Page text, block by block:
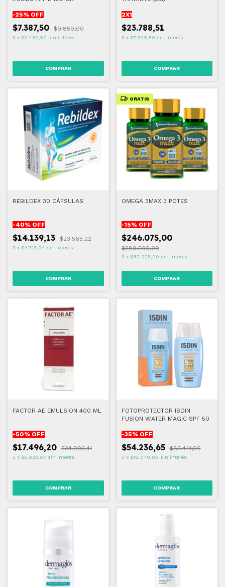
-25% OFF
$7.387,50 $9.850,00
3 x $2.462,50 sin interés
2X1
$23.788,51
3 x $7.929,50 sin interés
REBILDEX 30 CÁPSULAS
-40% OFF
$14.139,13 $23.565,22
3 x $4.713,04 sin interés
GRATIS
OMEGA 3MAX 3 POTES
-15% OFF
$246.075,00
$289.500,00
3 x $82.025,00 sin interés
FACTOR AE EMULSION 400 ML
-50% OFF
$17.496,20 $34.992,41
3 x $5.832,07 sin interés
FOTOPROTECTOR ISDIN
FUSION WATER MAGIC SPF 50
-35% OFF
$54.236,65 $83.441,00
3 x $18.078,88 sin interés